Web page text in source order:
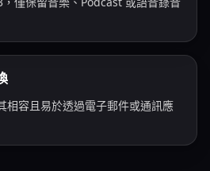
相容且易於透過電子郵件或通訊應